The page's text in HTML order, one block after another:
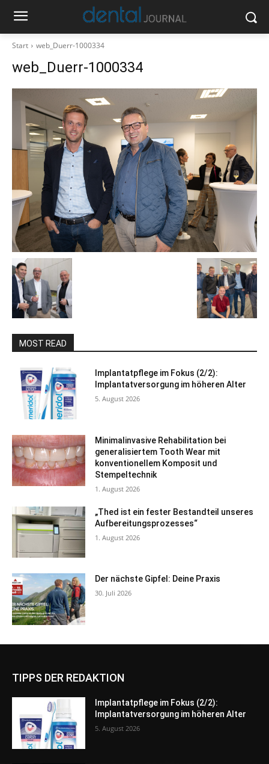
Start web_Duerr-1000334
web_Duerr-1000334
MOST READ
Implantatpflege im Fokus (2/2):
Implantatversorgung im höheren Alter
5. August 2026
Minimalinvasive Rehabilitation bei
generalisiertem Tooth Wear mit
konventionellem Komposit und
Stempeltechnik
1. August 2026
„Thed ist ein fester Bestandteil unseres
Aufbereitungsprozesses“
1. August 2026
Der nächste Gipfel: Deine Praxis
30. Juli 2026
TIPPS DER REDAKTION
Implantatpflege im Fokus (2/2):
Implantatversorgung im höheren Alter
5. August 2026